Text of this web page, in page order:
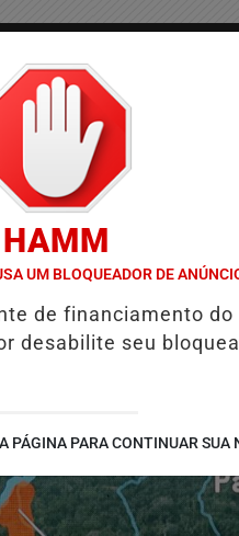
/ PUBLICIDADES LEGAIS
COM THALLES ROBERTO
HAMM
UM BLOQUEADOR DE
de financiamento do
desabilite seu
PÁGINA PARA CONTINUAR SUA